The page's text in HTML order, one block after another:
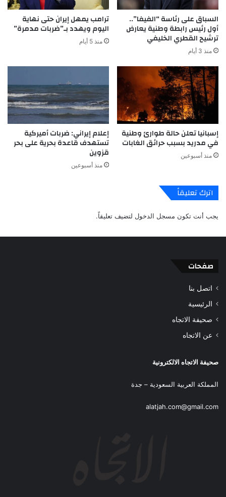
السباق على رئاسة “الفيفا”..
أول رئيس رابطة وطنية يعارض
ترشيح القطري الخليفي
منذ 3 أيام
ترامب يمهل إيران حتى نهاية
اليوم ويهدد بـ”ضربات مدمرة”
منذ 5 أيام
إسبانيا تعلن حالة طوارئ وطنية
في مدريد بسبب حرائق الغابات
منذ أسبوعين
إعلام إيراني: ضربات أميركية
تستهدف قاعدة بحرية على بحر
قزوين
منذ أسبوعين
اترك تعليقاً
يجب أنت تكون مسجل الدخول لتضيف تعليقاً.
صفحات
اتصل بنا
الرئيسية
صحيفة الاتجاه
عن الاتجاه
صحيفة الاتجاه الالكترونية
المملكة العربية السعودية – جدة
alatjah.com@gmail.com